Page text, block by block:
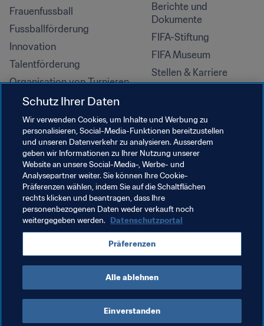
Frauenfussball
Fussballförderung
Innovation
Talentförderung
Organisation von Turnieren
Nachhaltigkeit
Menschenrechte und
Antidiskriminierung
Gesundheit und Medizin
Bildungsinitiativen
Berichte und
Dokumente
FIFA-Stiftung
FIFA Museum
Stellen & Karriere
NUTZUNGSBEDINGUNGEN
FIFA-DATENSCHUTZPORTAL
DOWNLOADS
COOKIE-EINSTELLUNGEN
Urheberrechte © 1994–2025 FIFA. Alle Rechte vorbehalten.
Cookie Settings
Schutz Ihrer Daten
Wir verwenden Cookies, um Inhalte und Werbung zu
personalisieren, Social-Media-Funktionen bereitzustellen
und unseren Datenverkehr zu analysieren. Ausserdem
geben wir Informationen zu Ihrer Nutzung unserer
Website an unsere Social-Media-, Werbe- und
Analysepartner weiter. Sie können Ihre Cookie-
Präferenzen wählen, indem Sie auf die Schaltflächen
rechts klicken und beantragen, dass Ihre
personenbezogenen Daten weder verkauft noch
weitergegeben werden. Datenschutzportal
Präferenzen
Alle ablehnen
Einverstanden